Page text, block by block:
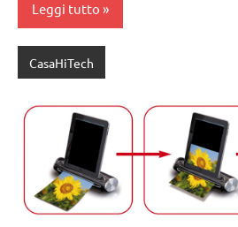
Leggi tutto
CasaHiTech